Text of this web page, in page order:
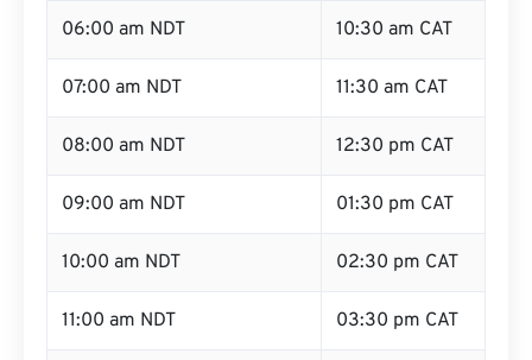
06:00 am NDT 10:30 am CAT
07:00 am NDT 11:30 am CAT
08:00 am NDT 12:30 pm CAT
09:00 am NDT 01:30 pm CAT
10:00 am NDT 02:30 pm CAT
11:00 am NDT 03:30 pm CAT